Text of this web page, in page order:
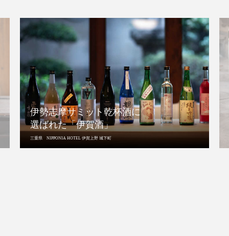
伊勢志摩サミット乾杯酒に
選ばれた「伊賀酒」
三重県 NIPPONIA HOTEL 伊賀上野 城下町